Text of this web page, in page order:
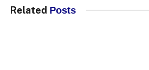
Related Posts